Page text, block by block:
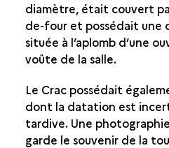
diamètre, était couvert
de-four et possédait une
située à l’aplomb d’une
voûte de la salle.
Le Crac possédait
dont la datation est
tardive. Une
garde le souvenir de la